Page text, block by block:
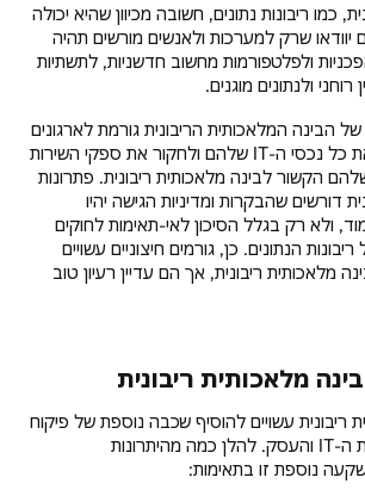
כמו ריבונות נתונים, חשובה מכיוון שהיא יכולה
יוודאו שרק למערכות ולאנשים מורשים תהיה
ולפלטפורמות מחשוב חדשניות, לתשתיות
ולנתונים מוגנים.
הבינה המלאכותית הריבונית גורמת לארגונים
רבים לבחון מחדש את כל נכסי ה-IT שלהם ולחקור את ספקי השירות
הקשור לבינה מלאכותית ריבונית. פתרונות
דורשים שהבקרות ומדיניות הגישה יהיו
ולא רק בגלל הסיכון לאי-תאימות לחוקים
הנתונים. כן, גורמים חיצוניים עשויים
מלאכותית ריבונית, אך הם עדיין רעיון טוב
מלאכותית ריבונית
ריבונית עשויים להוסיף שכבה נוספת של פיקוח
ותאימות לפעולות צוות ה-IT והעסק. להלן כמה מהיתרונות
נוספת זו בתאימות: